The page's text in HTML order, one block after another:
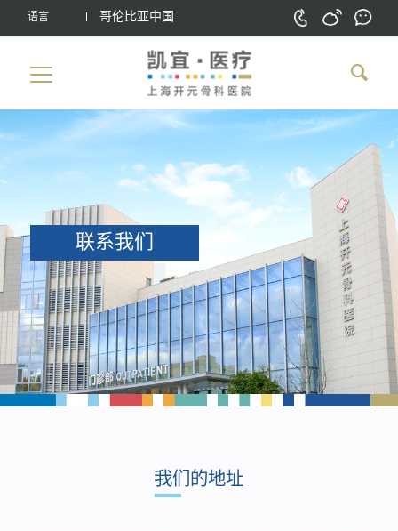
语言 哥伦比亚中国
联系我们
我们的地址